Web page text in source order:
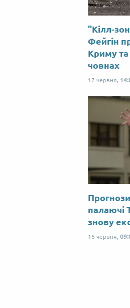
"Кілл-
Фейгін
Криму та
човнах
17 червня,
палаючі
знову
16 червня,